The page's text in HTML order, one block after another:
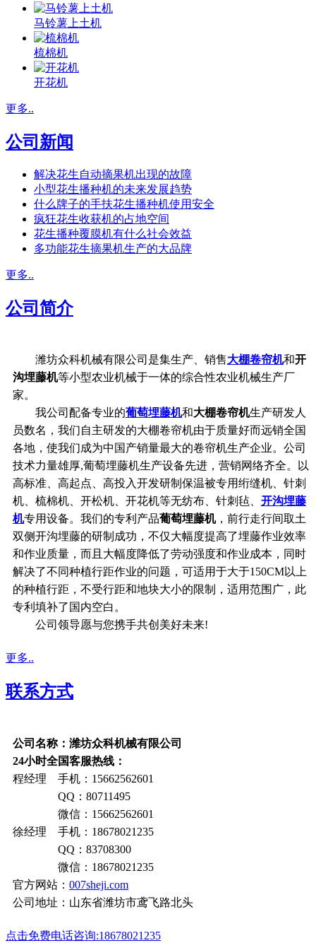
马铃薯上土机
梳棉机
开花机
更多..
公司新闻
解决花生自动摘果机出现的故障
小型花生播种机的未来发展趋势
什么牌子的手扶花生播种机使用安全
疯狂花生收获机的占地空间
花生播种覆膜机有什么社会效益
多功能花生摘果机生产的大品牌
更多..
公司简介
潍坊众科机械有限公司是集生产、销售大棚卷帘机和开
沟埋藤机等小型农业机械于一体的综合性农业机械生产厂
家。
我公司配备专业的葡萄埋藤机和大棚卷帘机生产研发人
员数名，我们自主研发的大棚卷帘机由于质量好而远销全国
各地，使我们成为中国产销量最大的卷帘机生产企业。公司
技术力量雄厚,葡萄埋藤机生产设备先进，营销网络齐全。以
高标准、高起点、高投入开发研制保温被专用绗缝机、针刺
机、梳棉机、开松机、开花机等无纺布、针刺毡、 开沟埋藤
机专用设备。我们的专利产品葡萄埋藤机，前行走行间取土
双侧开沟埋藤的研制成功，不仅大幅度提高了埋藤作业效率
和作业质量，而且大幅度降低了劳动强度和作业成本，同时
解决了不同种植行距作业的问题，可适用于大于150CM以上
的种植行距，不受行距和地块大小的限制，适用范围广，此
专利填补了国内空白。
公司领导愿与您携手共创美好未来!
更多..
联系方式
公司名称：潍坊众科机械有限公司
24小时全国客服热线：
程经理 手机：15662562601
QQ：80711495
微信：15662562601
徐经理 手机：18678021235
QQ：83708300
微信：18678021235
官方网站： 007sheji.com
公司地址：山东省潍坊市鸢飞路北头
点击免费电话咨询:18678021235